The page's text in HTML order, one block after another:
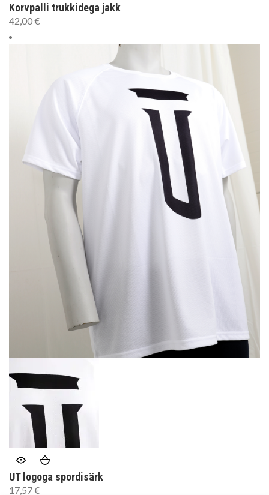
Korvpalli trukkidega jakk
42,00€
UT logoga spordisärk
17,57€